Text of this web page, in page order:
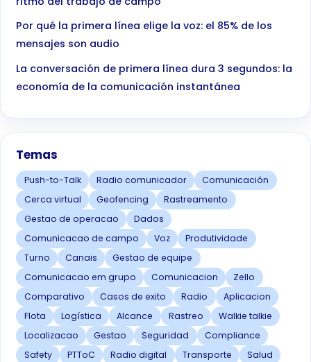
Por qué la primera línea elige la voz: el 85% de los
mensajes son audio
La conversación de primera línea dura 3 segundos: la
economía de la comunicación instantánea
Temas
Push-to-Talk Radio comunicador
Comunicación
Cerca virtual
Geofencing
Rastreamento
Gestao de operacao
Dados
Comunicacao de campo
Voz
Produtividade
Turno
Canais
Gestao de equipe
Comunicacao em grupo
Comunicacion
Zello
Comparativo
Casos de exito Radio
Aplicacion
Flota
Logística Alcance Rastreo
Walkie talkie
Localizacao
Gestao Seguridad
Compliance
Safety
PTToC Radio digital Transporte
Salud